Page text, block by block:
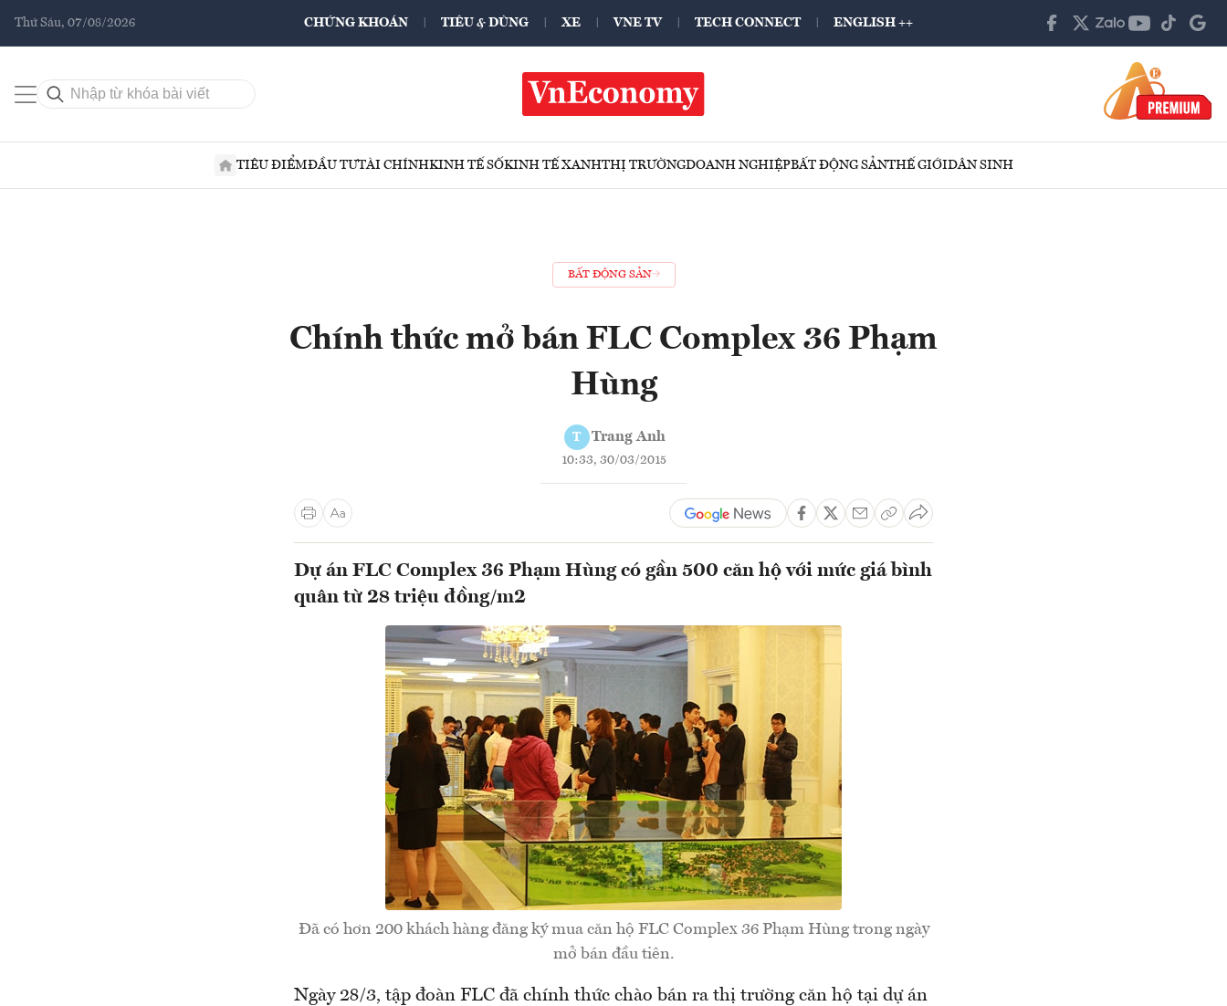
Thứ Sáu, 07/08/2026 CHỨNG KHOÁN TIÊU & DÙNG XE VNE TV TECH CONNECT ENGLISH ++
TIÊU ĐIỂMĐẦU TƯTÀI CHÍNHKINH TẾ SỐKINH TẾ XANHTHỊ TRƯỜNGDOANH NGHIỆPBẤT ĐỘNG SẢNTHẾ GIỚIDÂN SINH
BẤT ĐỘNG SẢN
Chính thức mở bán FLC Complex 36 Phạm
Hùng
T Trang Anh
10:33, 30/03/2015
Dự án FLC Complex 36 Phạm Hùng có gần 500 căn hộ với mức giá bình
quân từ 28 triệu đồng/m2
Đã có hơn 200 khách hàng đăng ký mua căn hộ FLC Complex 36 Phạm Hùng trong ngày
mở bán đầu tiên.
Ngày 28/3, tập đoàn FLC đã chính thức chào bán ra thị trường căn hộ tại dự án